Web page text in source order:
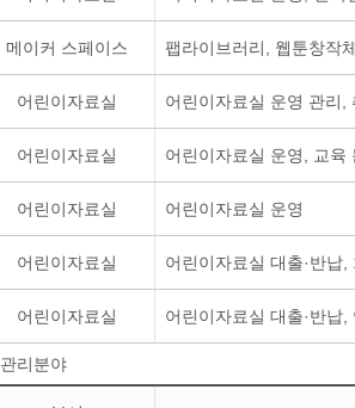
메이커 스페이스 팹라이브러리, 웹툰창작
어린이자료실 어린이자료실 운영 관리,
어린이자료실 어린이자료실 운영, 교육
어린이자료실 어린이자료실 운영
어린이자료실 어린이자료실 대출·반납,
어린이자료실 어린이자료실 대출·반납,
관리분야